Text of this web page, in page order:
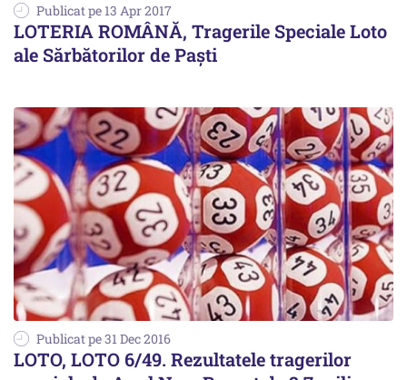
Publicat pe 13 Apr 2017
LOTERIA ROMÂNĂ, Tragerile Speciale Loto
ale Sărbătorilor de Paști
Publicat pe 31 Dec 2016
LOTO, LOTO 6/49. Rezultatele tragerilor